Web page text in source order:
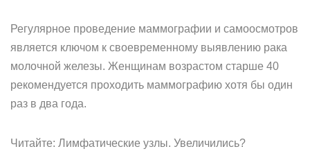
Регулярное проведение маммографии и самоосмотров
является ключом к своевременному выявлению рака
молочной железы. Женщинам возрастом старше 40
рекомендуется проходить маммографию хотя бы один
раз в два года.
Читайте: Лимфатические узлы. Увеличились?